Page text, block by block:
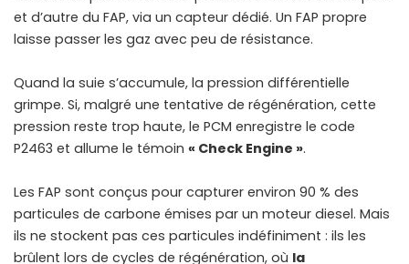
et d’autre du FAP, via un capteur dédié. Un FAP propre
laisse passer les gaz avec peu de résistance.
Quand la suie s’accumule, la pression différentielle
grimpe. Si, malgré une tentative de régénération, cette
pression reste trop haute, le PCM enregistre le code
P2463 et allume le témoin « Check Engine ».
Les FAP sont conçus pour capturer environ 90 % des
particules de carbone émises par un moteur diesel. Mais
ils ne stockent pas ces particules indéfiniment : ils les
brûlent lors de cycles de régénération, où la